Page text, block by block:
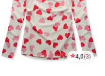
4,0(3)